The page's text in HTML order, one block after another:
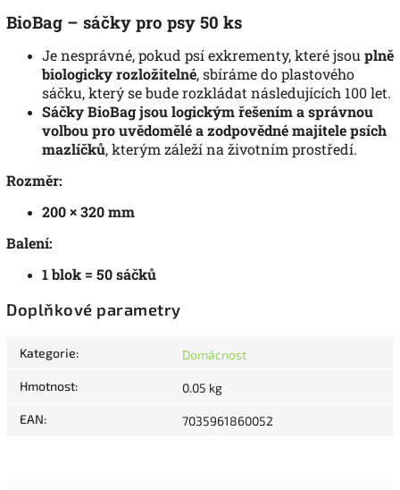
BioBag – sáčky pro psy 50 ks
Je nesprávné, pokud psí exkrementy, které jsouplně
biologicky rozložitelné, sbíráme do plastového
sáčku, který se bude rozkládat následujících 100 let.
Sáčky BioBag jsou logickým řešením a správnou
volbou pro uvědomělé a zodpovědné majitele psích
mazlíčků, kterým záleží na životním prostředí.
Rozměr:
200 × 320 mm
Balení:
1 blok = 50 sáčků
Doplňkové parametry
Kategorie: Domácnost
Hmotnost: 0.05 kg
EAN: 7035961860052